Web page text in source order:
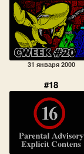
31 января 2000
#18